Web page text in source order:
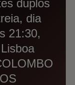
duplos
dia
21:30,